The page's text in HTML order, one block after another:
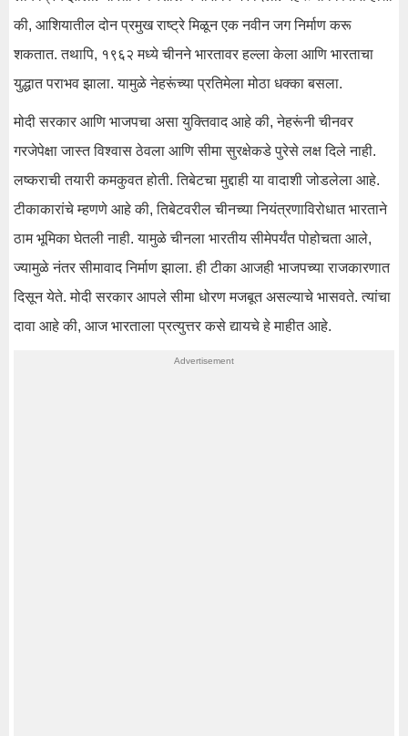
की, आशियातील दोन प्रमुख राष्ट्रे मिळून एक नवीन जग निर्माण करू
शकतात. तथापि, १९६२ मध्ये चीनने भारतावर हल्ला केला आणि भारताचा
युद्धात पराभव झाला. यामुळे नेहरूंच्या प्रतिमेला मोठा धक्का बसला.
मोदी सरकार आणि भाजपचा असा युक्तिवाद आहे की, नेहरूंनी चीनवर
गरजेपेक्षा जास्त विश्वास ठेवला आणि सीमा सुरक्षेकडे पुरेसे लक्ष दिले नाही.
लष्कराची तयारी कमकुवत होती. तिबेटचा मुद्दाही या वादाशी जोडलेला आहे.
टीकाकारांचे म्हणणे आहे की, तिबेटवरील चीनच्या नियंत्रणाविरोधात भारताने
ठाम भूमिका घेतली नाही. यामुळे चीनला भारतीय सीमेपर्यंत पोहोचता आले,
ज्यामुळे नंतर सीमावाद निर्माण झाला. ही टीका आजही भाजपच्या राजकारणात
दिसून येते. मोदी सरकार आपले सीमा धोरण मजबूत असल्याचे भासवते. त्यांचा
दावा आहे की, आज भारताला प्रत्युत्तर कसे द्यायचे हे माहीत आहे.